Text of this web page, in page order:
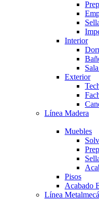
Interior
Exterior
Línea Madera
Muebles
Pisos
Acabado
Línea